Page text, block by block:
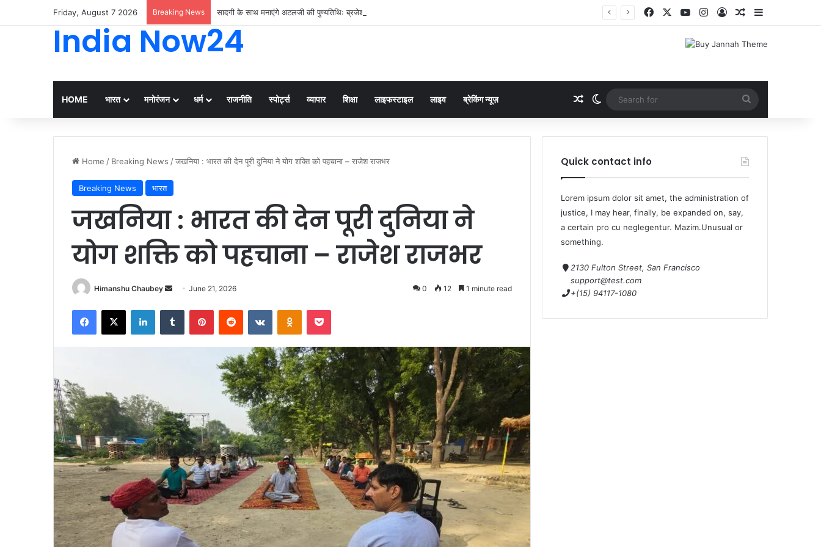
Friday, August 7 2026 Breaking News सादगी के साथ मनाएंगे अटलजी की पुण्यतिथिः ब्रजेश पाठक
India Now24
HOME भारत मनोरंजन धर्म राजनीति स्पोर्ट्स व्यापार शिक्षा लाइफस्टाइल लाइव ब्रेकिंग न्यूज़
Home / Breaking News /जखनिया : भारत की देन पूरी दुनिया ने योग शक्ति को पहचाना – राजेश राजभर
Breaking News भारत
जखनिया : भारत की देन पूरी दुनिया ने
योग शक्ति को पहचाना – राजेश राजभर
Himanshu Chaubey June 21, 2026 0 12 1 minute read
Quick contact info
Lorem ipsum dolor sit amet, the administration of
justice, I may hear, finally, be expanded on, say,
a certain pro cu neglegentur. Mazim.Unusual or
something.
2130 Fulton Street, San Francisco
support@test.com
+(15) 94117-1080